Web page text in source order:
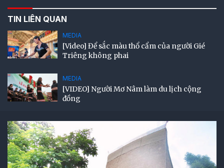
TIN LIÊN QUAN
MEDIA
[Video] Để sắc màu thổ cẩm của người Gié
Triêng không phai
MEDIA
[VIDEO] Người Mơ Nâm làm du lịch cộng
đồng